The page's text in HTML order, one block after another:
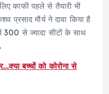
काफी पहले से तैयारी भी
प्रसाद मौर्य ने दावा किया है
300 से ज्यादा सीटों के साथ
बच्चों को कोरोना से